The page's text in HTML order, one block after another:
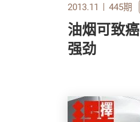
2013.11 445期
油烟可致癌 7款抽油烟机抽力较
强劲